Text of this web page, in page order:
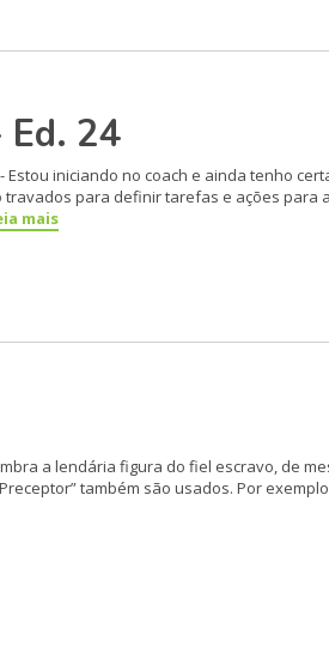
24
iniciando no coach e ainda tenho
para definir tarefas e ações
mais
a lendária figura do fiel escravo, de
também são usados. Por